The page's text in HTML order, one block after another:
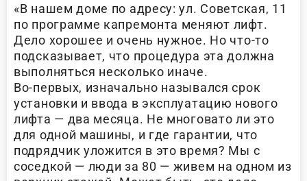
«В нашем доме по адресу: ул. Советская, 11
по программе капремонта меняют лифт.
Дело хорошее и очень нужное. Но что-то
подсказывает, что процедура эта должна
выполняться несколько иначе.
Во-первых, изначально назывался срок
установки и ввода в эксплуатацию нового
лифта — два месяца. Не многовато ли это
для одной машины, и где гарантии, что
подрядчик уложится в это время? Мы с
соседкой — люди за 80 — живем на одном из